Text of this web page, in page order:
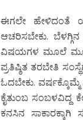
ಈಗಲೇ ಹೇಳಿದಂತೆ
ಆಚರಿಸಬೇಕು.
ವಿಷಯಗಳ ಮೂಲೆ
ಪ್ರತಿಷ್ಠಿತ ತರಬೇತಿ
ಓದಬೇಕು.
ಕೈತುಂಬ ಸಂಬಳವಿದ್ದ
ಕನಸಿನ